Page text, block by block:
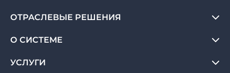
ОТРАСЛЕВЫЕ РЕШЕНИЯ
О СИСТЕМЕ
УСЛУГИ